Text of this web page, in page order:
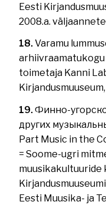
Eesti
2008.a.
18.Varamu
toimetaja Kanni
19.Финно-
других
Part Music in the
= Soome-ugri
Eesti Muusika- ja